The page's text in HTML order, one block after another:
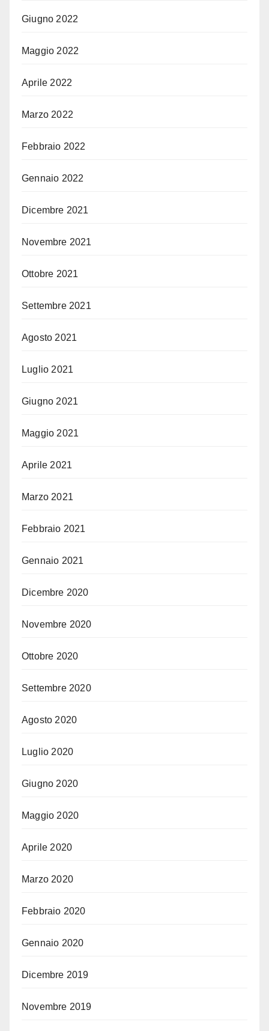
Giugno 2022
Maggio 2022
Aprile 2022
Marzo 2022
Febbraio 2022
Gennaio 2022
Dicembre 2021
Novembre 2021
Ottobre 2021
Settembre 2021
Agosto 2021
Luglio 2021
Giugno 2021
Maggio 2021
Aprile 2021
Marzo 2021
Febbraio 2021
Gennaio 2021
Dicembre 2020
Novembre 2020
Ottobre 2020
Settembre 2020
Agosto 2020
Luglio 2020
Giugno 2020
Maggio 2020
Aprile 2020
Marzo 2020
Febbraio 2020
Gennaio 2020
Dicembre 2019
Novembre 2019